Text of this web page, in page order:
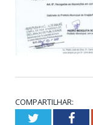
COMPARTILHAR:
Twitter